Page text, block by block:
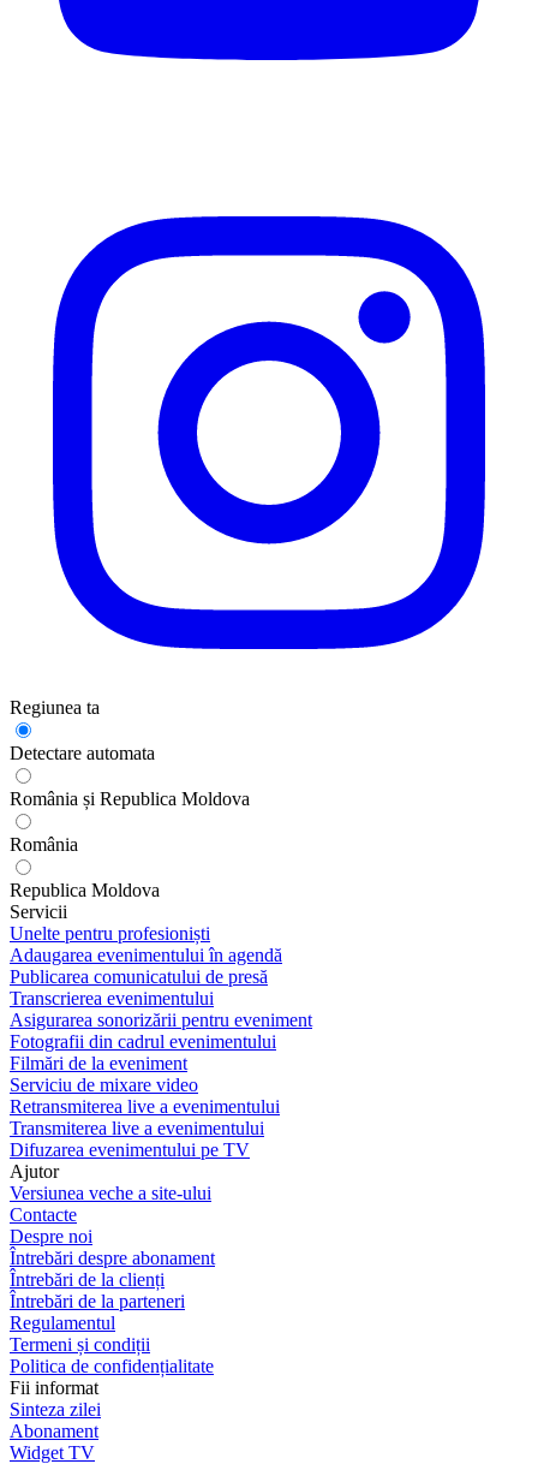
Regiunea ta
Detectare automata
România și Republica Moldova
România
Republica Moldova
Servicii
Unelte pentru profesioniști
Adaugarea evenimentului în agendă
Publicarea comunicatului de presă
Transcrierea evenimentului
Asigurarea sonorizării pentru eveniment
Fotografii din cadrul evenimentului
Filmări de la eveniment
Serviciu de mixare video
Retransmiterea live a evenimentului
Transmiterea live a evenimentului
Difuzarea evenimentului pe TV
Ajutor
Versiunea veche a site-ului
Contacte
Despre noi
Întrebări despre abonament
Întrebări de la clienți
Întrebări de la parteneri
Regulamentul
Termeni și condiții
Politica de confidențialitate
Fii informat
Sinteza zilei
Abonament
Widget TV